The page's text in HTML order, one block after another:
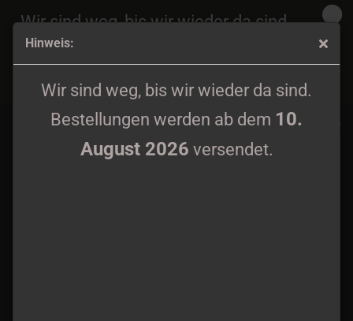
Hinweis:
Wir sind weg, bis wir wieder da sind.
Bestellungen werden ab dem 10.
August 2026 versendet.
Wir sind weg, bis wir wieder da sind.
Bestellungen werden ab dem
August 2026
versendet.